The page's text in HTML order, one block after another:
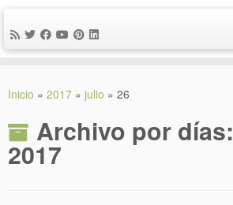
Inicio » 2017 » julio » 26
Archivo por días:
2017